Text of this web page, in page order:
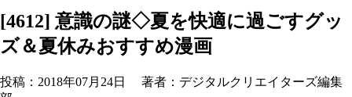
[4612] 意識の謎◇夏を快適に過ごすグッ
ズ＆夏休みおすすめ漫画
投稿： 2018年07月24日 著者： デジタルクリエイターズ編集